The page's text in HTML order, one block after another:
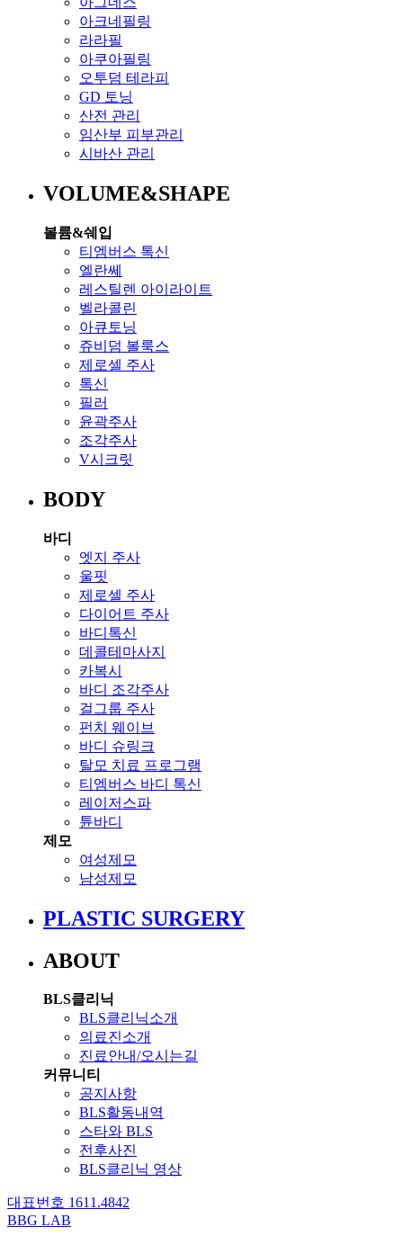
아크네필링
라라필
아쿠아필링
오투덤 테라피
GD 토닝
산전 관리
임산부 피부관리
시바산 관리
VOLUME&SHAPE
볼륨&쉐입
티엠버스 톡신
엘란쎄
레스틸렌 아이라이트
벨라콜린
아큐토닝
쥬비덤 볼룩스
제로셀 주사
톡신
필러
윤곽주사
조각주사
V시크릿
BODY
바디
엣지 주사
울핏
제로셀 주사
다이어트 주사
바디톡신
데콜테마사지
카복시
바디 조각주사
걸그룹 주사
펀치 웨이브
바디 슈링크
탈모 치료 프로그램
티엠버스 바디 톡신
레이저스파
튠바디
제모
여성제모
남성제모
PLASTIC SURGERY
ABOUT
BLS클리닉
BLS클리닉소개
의료진소개
진료안내/오시는길
커뮤니티
공지사항
BLS활동내역
스타와 BLS
전후사진
BLS클리닉 영상
대표번호 1611.4842
BBG LAB